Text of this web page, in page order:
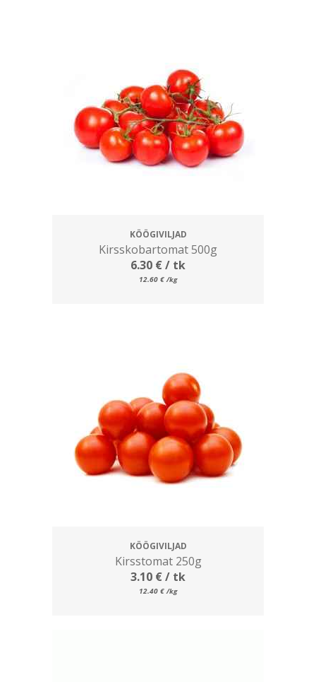
KÖÖGIVILJAD
Kirsskobartomat 500g
6.30 €/ tk
12.60 € /kg
KÖÖGIVILJAD
Kirsstomat 250g
3.10 €/ tk
12.40 € /kg